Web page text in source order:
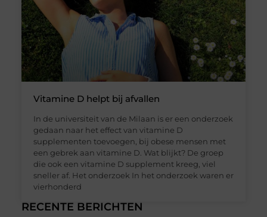
RECENTE BERICHTEN
Vitamine D helpt bij afvallen
In de universiteit van de Milaan is er een onderzoek
gedaan naar het effect van vitamine D
supplementen toevoegen, bij obese mensen met
een gebrek aan vitamine D. Wat blijkt? De groep
die ook een vitamine D supplement kreeg, viel
sneller af. Het onderzoek In het onderzoek waren er
vierhonderd